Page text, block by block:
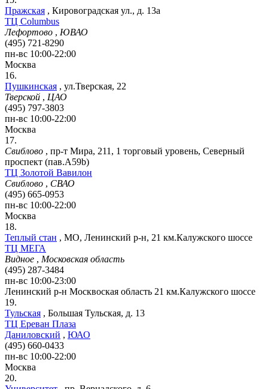
Пражская , Кировоградская ул., д. 13а
ТЦ Columbus
Лефортово , ЮВАО
(495) 721-8290
пн-вс 10:00-22:00
Москва
16.
Пушкинская , ул.Тверская, 22
Тверской , ЦАО
(495) 797-3803
пн-вс 10:00-22:00
Москва
17.
Свиблово , пр-т Мира, 211, 1 торговый уровень, Северный
проспект (пав.A59b)
ТЦ Золотой Вавилон
Свиблово , СВАО
(495) 665-0953
пн-вс 10:00-22:00
Москва
18.
Теплый стан , МО, Ленинский р-н, 21 км.Калужского шоссе
ТЦ МЕГА
Видное , Московская область
(495) 287-3484
пн-вс 10:00-23:00
Ленинский р-н Москвоская область 21 км.Калужского шоссе
19.
Тульская , Большая Тульская, д. 13
ТЦ Ереван Плаза
Даниловский , ЮАО
(495) 660-0433
пн-вс 10:00-22:00
Москва
20.